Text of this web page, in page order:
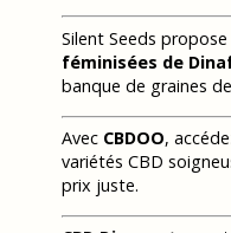
Silent Seeds propose
féminisées de
banque de graines
Avec CBDOO,
variétés CBD
prix juste.